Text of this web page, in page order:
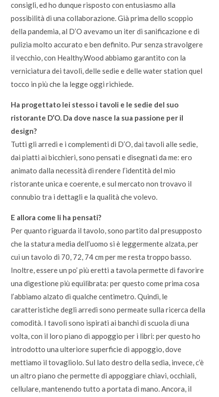
consigli, ed ho dunque risposto con entusiasmo alla
possibilità di una collaborazione. Già prima dello scoppio
della pandemia, al D’O avevamo un iter di sanificazione e di
pulizia molto accurato e ben definito. Pur senza stravolgere
il vecchio, con Healthy.Wood abbiamo garantito con la
verniciatura dei tavoli, delle sedie e delle water station quel
tocco in più che la legge oggi richiede.
Ha progettato lei stesso i tavoli e le sedie del suo
ristorante D’O. Da dove nasce la sua passione per il
design?
Tutti gli arredi e i complementi di D’O, dai tavoli alle sedie,
dai piatti ai bicchieri, sono pensati e disegnati da me: ero
animato dalla necessità di rendere l’identità del mio
ristorante unica e coerente, e sul mercato non trovavo il
connubio tra i dettagli e la qualità che volevo.
E allora come li ha pensati?
Per quanto riguarda il tavolo, sono partito dal presupposto
che la statura media dell’uomo si è leggermente alzata, per
cui un tavolo di 70, 72, 74 cm per me resta troppo basso.
Inoltre, essere un po’ più eretti a tavola permette di favorire
una digestione più equilibrata: per questo come prima cosa
l’abbiamo alzato di qualche centimetro. Quindi, le
caratteristiche degli arredi sono permeate sulla ricerca della
comodità. I tavoli sono ispirati ai banchi di scuola di una
volta, con il loro piano di appoggio per i libri: per questo ho
introdotto una ulteriore superficie di appoggio, dove
mettiamo il tovagliolo. Sul lato destro della sedia, invece, c’è
un altro piano che permette di appoggiare chiavi, occhiali,
cellulare, mantenendo tutto a portata di mano. Ancora, il